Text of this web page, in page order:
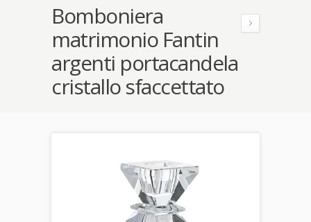
Bomboniera
matrimonio Fantin
argenti portacandela
cristallo sfaccettato